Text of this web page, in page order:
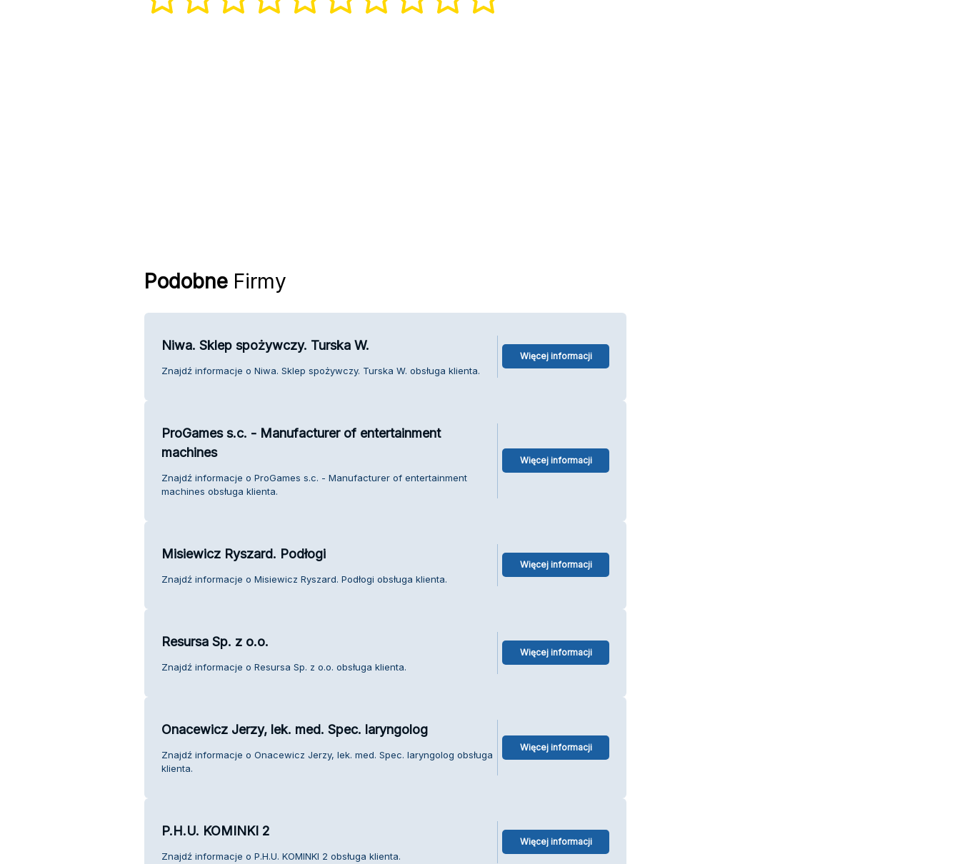
PodobneFirmy
Niwa. Sklep spożywczy. Turska W.
Znajdź informacje o Niwa. Sklep spożywczy. Turska W. obsługa klienta.
Więcej informacji
ProGames s.c. - Manufacturer of entertainment
machines
Znajdź informacje o ProGames s.c. - Manufacturer of entertainment
machines obsługa klienta.
Więcej informacji
Misiewicz Ryszard. Podłogi
Znajdź informacje o Misiewicz Ryszard. Podłogi obsługa klienta.
Więcej informacji
Resursa Sp. z o.o.
Znajdź informacje o Resursa Sp. z o.o. obsługa klienta.
Więcej informacji
Onacewicz Jerzy, lek. med. Spec. laryngolog
Znajdź informacje o Onacewicz Jerzy, lek. med. Spec. laryngolog obsługa
klienta.
Więcej informacji
P.H.U. KOMINKI 2
Znajdź informacje o P.H.U. KOMINKI 2 obsługa klienta.
Więcej informacji